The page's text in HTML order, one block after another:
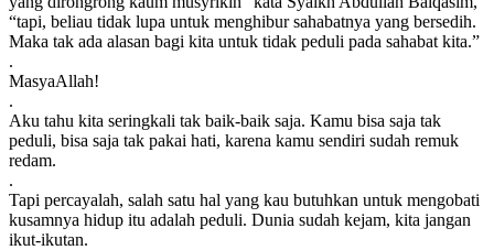
“tapi, beliau tidak lupa untuk menghibur sahabatnya yang bersedih.
Maka tak ada alasan bagi kita untuk tidak peduli pada sahabat kita.”
.
MasyaAllah!
.
Aku tahu kita seringkali tak baik-baik saja. Kamu bisa saja tak
peduli, bisa saja tak pakai hati, karena kamu sendiri sudah remuk
redam.
.
Tapi percayalah, salah satu hal yang kau butuhkan untuk mengobati
kusamnya hidup itu adalah peduli. Dunia sudah kejam, kita jangan
ikut-ikutan.